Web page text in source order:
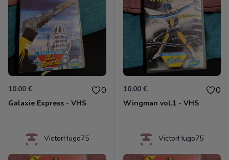
10.00 € 0
Galaxie Express - VHS
10.00 € 0
Wingman vol.1 - VHS
VictorHugo75 VictorHugo75